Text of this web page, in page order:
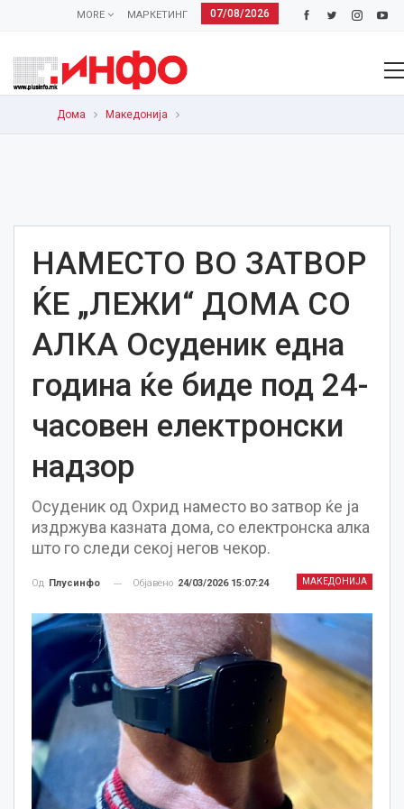
07/08/2026
МАРКЕТИНГ
MORE
Дома Македонија
НАМЕСТО ВО ЗАТВОР
ЌЕ „ЛЕЖИ“ ДОМА СО
АЛКА Осуденик една
година ќе биде под 24-
часовен електронски
надзор
Осуденик од Охрид наместо во затвор ќе ја
издржува казната дома, со електронска алка
што го следи секој негов чекор.
МАКЕДОНИЈА
Од Плусинфо Објавено 24/03/2026 15:07:24